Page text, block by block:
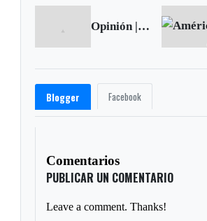
Opinión | La paz en Colombia, un difícil camino
Blogger Facebook
Comentarios
PUBLICAR UN COMENTARIO
Leave a comment. Thanks!